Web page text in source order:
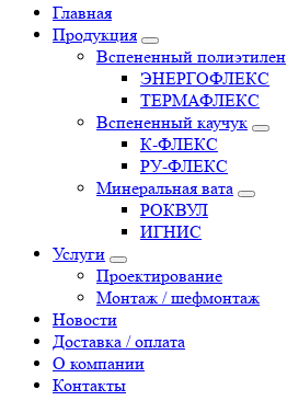
Главная
Продукция
Вспененный полиэтилен
ЭНЕРГОФЛЕКС
ТЕРМАФЛЕКС
Вспененный каучук
К-ФЛЕКС
РУ-ФЛЕКС
Минеральная вата
РОКВУЛ
ИГНИС
Услуги
Проектирование
Монтаж / шефмонтаж
Новости
Доставка / оплата
О компании
Контакты